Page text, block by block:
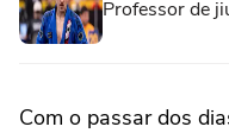
Professor de
Com o passar dos